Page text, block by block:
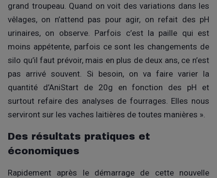
grand troupeau. Quand on voit des variations dans les
vêlages, on n’attend pas pour agir, on refait des pH
urinaires, on observe. Parfois c’est la paille qui est
moins appétente, parfois ce sont les changements de
silo qu’il faut prévoir, mais en plus de deux ans, ce n’est
pas arrivé souvent. Si besoin, on va faire varier la
quantité d’AniStart de 20g en fonction des pH et
surtout refaire des analyses de fourrages. Elles nous
serviront sur les vaches laitières de toutes manières ».
Des résultats pratiques et
économiques
Rapidement après le démarrage de cette nouvelle